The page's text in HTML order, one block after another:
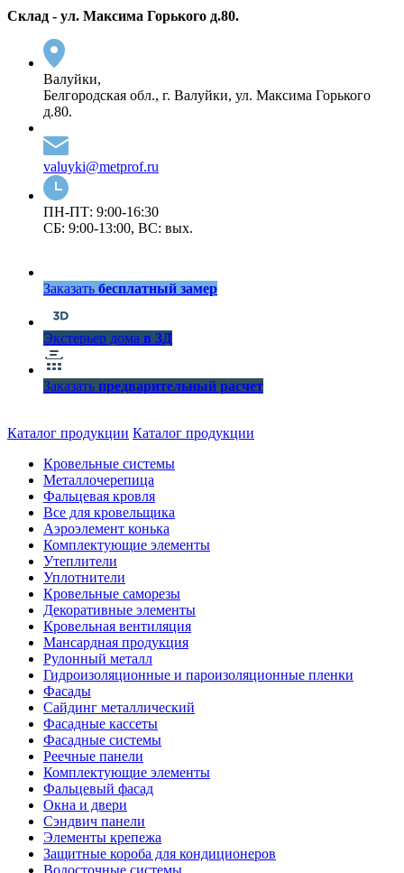
Cклад - ул. Максима Горького д.80.
Валуйки,
Белгородская обл., г. Валуйки, ул. Максима Горького
д.80.
valuyki@metprof.ru
ПН-ПТ: 9:00-16:30
СБ: 9:00-13:00, ВС: вых.
Заказать бесплатный замер
Экстерьер дома в 3Д
Заказать предварительный расчет
Каталог продукции Каталог продукции
Кровельные системы
Металлочерепица
Фальцевая кровля
Все для кровельщика
Аэроэлемент конька
Комплектующие элементы
Утеплители
Уплотнители
Кровельные саморезы
Декоративные элементы
Кровельная вентиляция
Мансардная продукция
Рулонный металл
Гидроизоляционные и пароизоляционные пленки
Фасады
Сайдинг металлический
Фасадные кассеты
Фасадные системы
Реечные панели
Комплектующие элементы
Фальцевый фасад
Окна и двери
Сэндвич панели
Элементы крепежа
Защитные короба для кондиционеров